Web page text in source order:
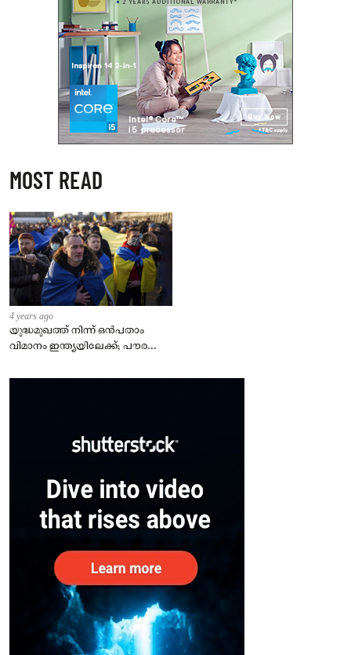
MOST READ
4 years ago
യുദ്ധമുഖത്ത് നിന്ന് ഒൻപതാം
വിമാനം ഇന്ത്യയിലേക്ക്; പൗരന്മാർ
– കേന്ദ്രം